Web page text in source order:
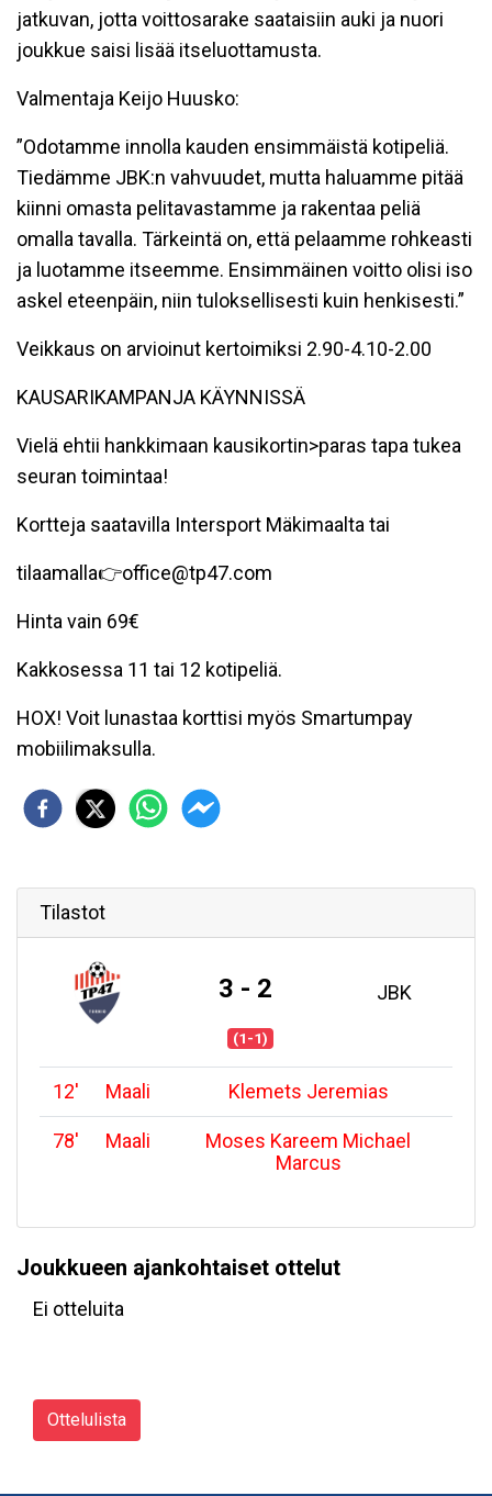
jatkuvan, jotta voittosarake saataisiin auki ja nuori
joukkue saisi lisää itseluottamusta.
Valmentaja Keijo Huusko:
”Odotamme innolla kauden ensimmäistä kotipeliä.
Tiedämme JBK:n vahvuudet, mutta haluamme pitää
kiinni omasta pelitavastamme ja rakentaa peliä
omalla tavalla. Tärkeintä on, että pelaamme rohkeasti
ja luotamme itseemme. Ensimmäinen voitto olisi iso
askel eteenpäin, niin tuloksellisesti kuin henkisesti.”
Veikkaus on arvioinut kertoimiksi 2.90-4.10-2.00
KAUSARIKAMPANJA KÄYNNISSÄ
Vielä ehtii hankkimaan kausikortin>paras tapa tukea
seuran toimintaa!
Kortteja saatavilla Intersport Mäkimaalta tai
tilaamalla👉office@tp47.com
Hinta vain 69€
Kakkosessa 11 tai 12 kotipeliä.
HOX! Voit lunastaa korttisi myös Smartumpay
mobiilimaksulla.
Tilastot
3 - 2 JBK
(1-1)
12' Maali Klemets Jeremias
78' Maali
Moses Kareem Michael
Marcus
Joukkueen ajankohtaiset ottelut
Ei otteluita
Ottelulista